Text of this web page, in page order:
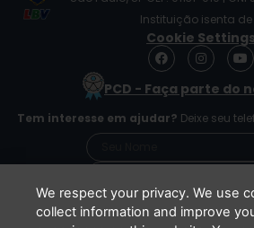
Instituição isenta
Cookie Settings
F
a
e
o
o
I
n
s
t
g
r
m
Y
o
t
b
e
PCD - Faça parte do
Tem interesse em ajudar? Deixe seu
We respect your privacy. We use
collect information and improve